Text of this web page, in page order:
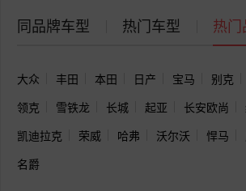
同品牌车型 热门车型 热
大众 丰田 本田 日产 宝马 别克
领克
雪铁龙 长城 起亚 长安欧尚
凯迪拉克
荣威 哈弗 沃尔沃 悍马
名爵